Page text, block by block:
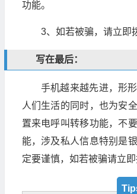
功能。
3、如若被骗，请立即
写在最后：
手机越来越先进，形
人们生活的同时，也为安
置来电呼叫转移功能，不
能，涉及私人信息特别是
定要谨慎，如若被骗请立